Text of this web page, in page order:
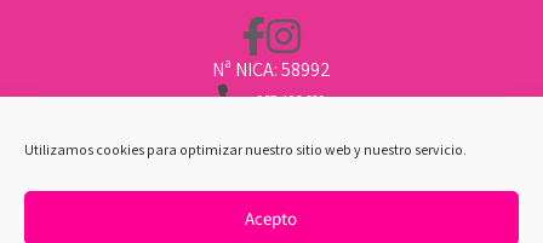
Utilizamos cookies para optimizar nuestro sitio web y nuestro servicio.
Acepto
Nª NICA: 58992
957 496 669
CLINICA@ARTCLINICA.COM
POLÍTICA DE COOKIES|AVISO LEGAL